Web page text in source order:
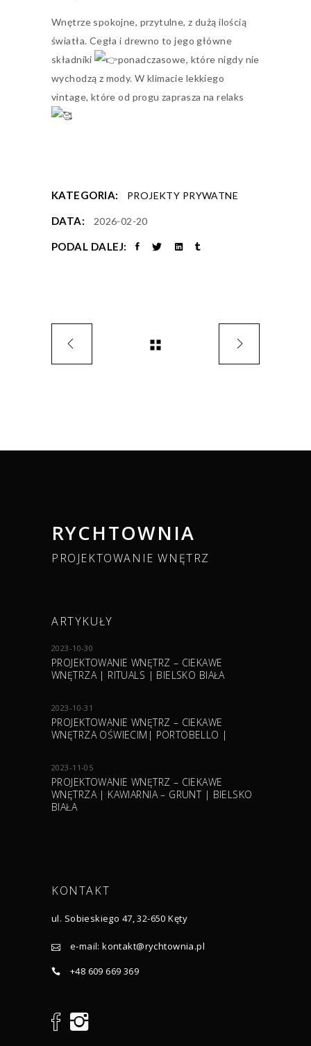
Wnętrze spokojne, przytulne, z dużą ilością
światła. Cegła i drewno to jego główne
składniki
ponadczasowe, które nigdy nie
wychodzą z mody. W klimacie lekkiego
vintage, które od progu zaprasza na relaks
KATEGORIA: PROJEKTY PRYWATNE
DATA: 2026-02-20
PODAL DALEJ:
RYCHTOWNIA
PROJEKTOWANIE WNĘTRZ
ARTYKUŁY
2023-10-30
PROJEKTOWANIE WNĘTRZ – CIEKAWE
WNĘTRZA | RITUALS | BIELSKO BIAŁA
2023-10-31
PROJEKTOWANIE WNĘTRZ – CIEKAWE
WNĘTRZA OŚWIECIM| PORTOBELLO |
2023-11-05
PROJEKTOWANIE WNĘTRZ – CIEKAWE
WNĘTRZA | KAWIARNIA – GRUNT | BIELSKO
BIAŁA
KONTAKT
ul. Sobieskiego 47, 32-650 Kęty
e-mail:kontakt@rychtownia.pl
+48 609 669 369